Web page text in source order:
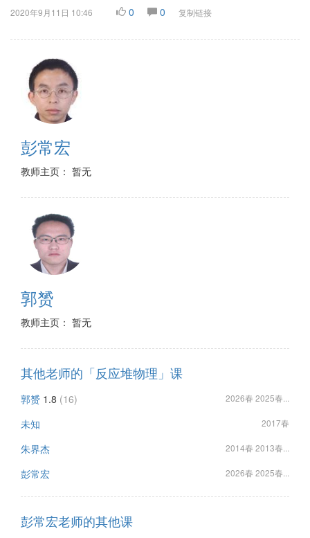
2020年9月11日 10:46 0 0 复制链接
彭常宏
教师主页： 暂无
郭赟
教师主页： 暂无
其他老师的「反应堆物理」课
郭赟 1.8 (16) 2026春 2025春...
未知 2017春
朱界杰 2014春 2013春...
彭常宏 2026春 2025春...
彭常宏老师的其他课